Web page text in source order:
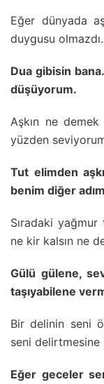
Eğer dünyada
duygusu olmazdı.
Dua gibisin
düşüyorum.
Aşkın ne
yüzden
Tut elimden
benim diğer
Sıradaki
ne kir kalsın ne
Gülü gülene,
taşıyabilene
Bir delinin seni
seni delirtmesine
Eğer geceler